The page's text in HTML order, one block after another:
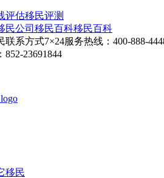
移民评测
移民百科
7×24服务热线： 400-888-
852-23691844
移民